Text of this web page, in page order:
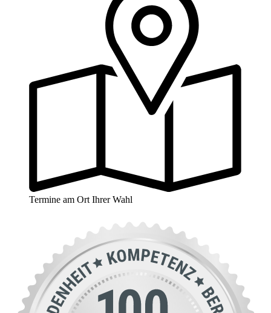
Termine am Ort Ihrer Wahl